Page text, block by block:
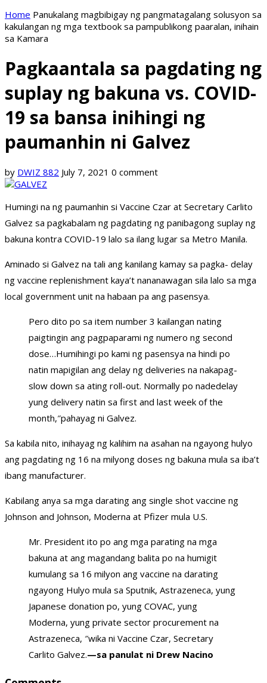
Home Panukalang magbibigay ng pangmatagalang solusyon sa
kakulangan ng mga textbook sa pampublikong paaralan, inihain
sa Kamara
Pagkaantala sa pagdating ng
suplay ng bakuna vs. COVID-
19 sa bansa inihingi ng
paumanhin ni Galvez
by DWIZ 882 July 7, 2021 0 comment
Humingi na ng paumanhin si Vaccine Czar at Secretary Carlito
Galvez sa pagkabalam ng pagdating ng panibagong suplay ng
bakuna kontra COVID-19 lalo sa ilang lugar sa Metro Manila.
Aminado si Galvez na tali ang kanilang kamay sa pagka- delay
ng vaccine replenishment kaya’t nananawagan sila lalo sa mga
local government unit na habaan pa ang pasensya.
Pero dito po sa item number 3 kailangan nating
paigtingin ang pagpaparami ng numero ng second
dose…Humihingi po kami ng pasensya na hindi po
natin mapigilan ang delay ng deliveries na nakapag-
slow down sa ating roll-out. Normally po nadedelay
yung delivery natin sa first and last week of the
month,″pahayag ni Galvez.
Sa kabila nito, inihayag ng kalihim na asahan na ngayong hulyo
ang pagdating ng 16 na milyong doses ng bakuna mula sa iba’t
ibang manufacturer.
Kabilang anya sa mga darating ang single shot vaccine ng
Johnson and Johnson, Moderna at Pfizer mula U.S.
Mr. President ito po ang mga parating na mga
bakuna at ang magandang balita po na humigit
kumulang sa 16 milyon ang vaccine na darating
ngayong Hulyo mula sa Sputnik, Astrazeneca, yung
Japanese donation po, yung COVAC, yung
Moderna, yung private sector procurement na
Astrazeneca, ″wika ni Vaccine Czar, Secretary
Carlito Galvez.—sa panulat ni Drew Nacino